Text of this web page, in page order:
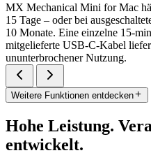
MX Mechanical Mini for Mac
15 Tage – oder bei
10 Monate. Eine einzelne 15-
mitgelieferte USB-C-Kabel
ununterbrochener Nutzung.
Weitere Funktionen entdecken
Hohe Leistung.
entwickelt.